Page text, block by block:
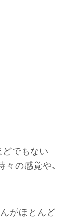
でもない
の感覚や、
がほとんど